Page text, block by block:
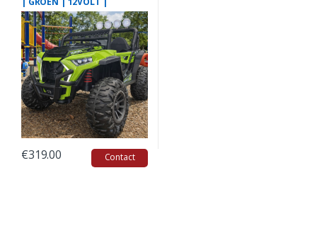
1PERSOONS
€319.00 Contact